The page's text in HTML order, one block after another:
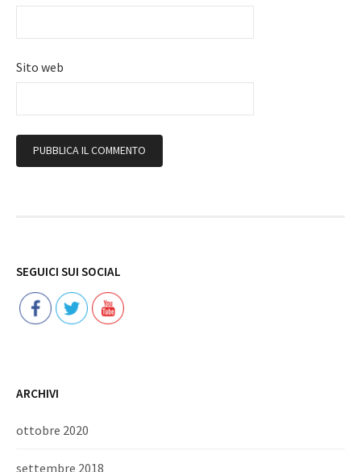
Sito web
SEGUICI SUI SOCIAL
ARCHIVI
ottobre 2020
settembre 2018